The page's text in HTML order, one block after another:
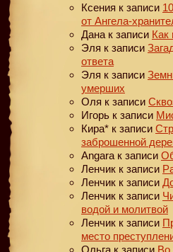
Ксения к записи
от Ангела-
Дана к записи Как
Эля к записи
ответа
Эля к записи
умерших
Оля к записи
Игорь к записи
Кира* к записи
заброшенной
Angara к записи
Ленчик к записи
Ленчик к записи
Ленчик к записи
водой и молитвой
Ленчик к записи
место
Ольга к записи Во